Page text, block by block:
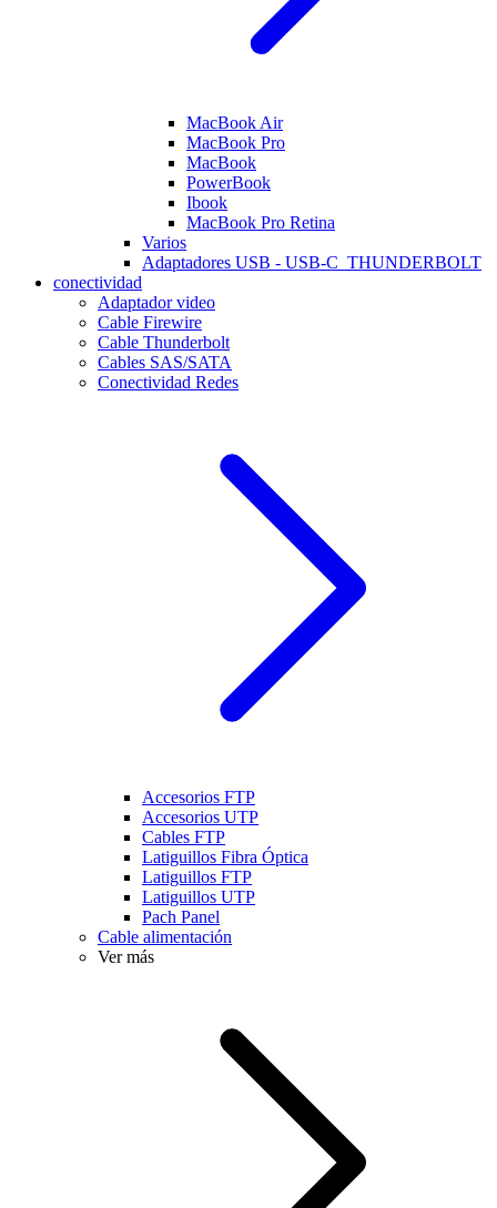
MacBook Air
MacBook Pro
MacBook
PowerBook
Ibook
MacBook Pro Retina
Varios
Adaptadores USB - USB-C_THUNDERBOLT
conectividad
Adaptador video
Cable Firewire
Cable Thunderbolt
Cables SAS/SATA
Conectividad Redes
Accesorios FTP
Accesorios UTP
Cables FTP
Latiguillos Fibra Óptica
Latiguillos FTP
Latiguillos UTP
Pach Panel
Cable alimentación
Ver más